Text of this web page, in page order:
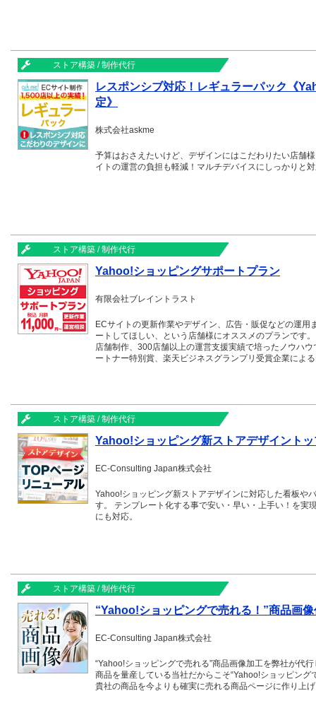
ストア構築 / 制作代行
レスポンシブ対応！レギュラーパック《
定》
株式会社askme
予算はおさえたいけど、デザインにはこだわりたい店舗
イトの運営の負担も軽減！マルチデバイスにしっかりと
ストア構築 / 制作代行
Yahoo!ショッピングサポートプラン
有限会社ブレイントラスト
ECサイトの更新作業やデザイン、広告・販促などの運
ートしてほしい、という店舗様にオススメのプランです
店舗制作、300店舗以上の運営支援実績で培ったノウハ
ートナー特別賞、楽天ビジネスグランプリ受賞企業によ
ストア構築 / 制作代行
Yahoo!ショッピング新ストアデザイント
EC-Consulting Japan株式会社
Yahoo!ショッピング新ストアデザインに対応した看板や
す。 テンプレート化する事で安い・早い・上手い！を実
にも対応。
ストア構築 / 制作代行
“Yahoo!ショッピングで売れる！”商品画
EC-Consulting Japan株式会社
“Yahoo!ショッピングで売れる”商品画像加工を弊社が代
商品を量産している当社だからこそ“Yahoo!ショッピン
貴社の商品を今よりも確実に売れる商品ページに作り上